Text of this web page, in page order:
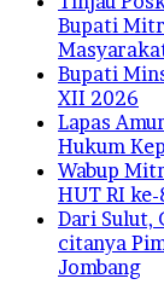
Bupati
Bupati
XII 2026
Lapas
Hukum
Wabup
HUT RI ke-
Dari Sulut,
citanya
Jombang